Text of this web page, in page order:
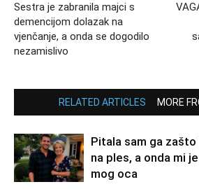
Sestra je zabranila majci s
demencijom dolazak na
vjenčanje, a onda se dogodilo
nezamislivo
RELATED ARTICLES MORE
Pitala sam ga
na ples, a onda mi
mog oca